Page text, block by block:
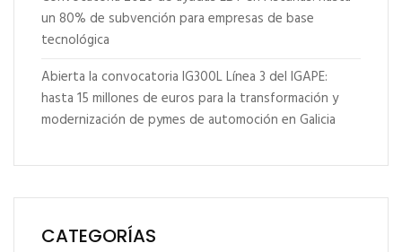
un 80% de subvención para empresas de base
tecnológica
Abierta la convocatoria IG300L Línea 3 del IGAPE:
hasta 15 millones de euros para la transformación y
modernización de pymes de automoción en Galicia
CATEGORÍAS